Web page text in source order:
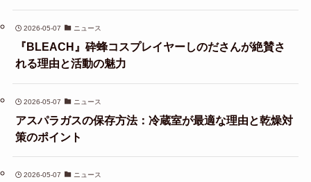
2026-05-07 ニュース
『BLEACH』砕蜂コスプレイヤーしのださんが絶賛さ
れる理由と活動の魅力
2026-05-07 ニュース
アスパラガスの保存方法：冷蔵室が最適な理由と乾燥対
策のポイント
2026-05-07 ニュース